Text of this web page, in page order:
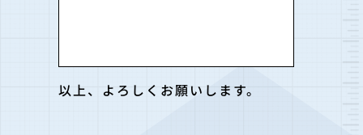
以上、よろしくお願いします。